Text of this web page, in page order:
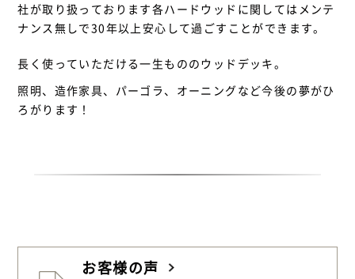
社が取り扱っております各ハードウッドに関してはメンテ
ナンス無しで30年以上安心して過ごすことができます。
長く使っていただける一生もののウッドデッキ。
照明、造作家具、パーゴラ、オーニングなど今後の夢がひ
ろがります！
お客様の声